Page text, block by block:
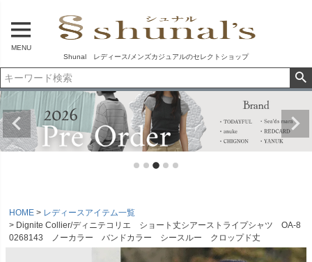
MENU
Shunal レディース/メンズカジュアルのセレクトショップ
HOME
レディースアイテム一覧
Dignite Collier/ディニテコリエ ショート丈シアーストライプシャツ OA-8
0268143 ノーカラー バンドカラー シースルー クロップド丈